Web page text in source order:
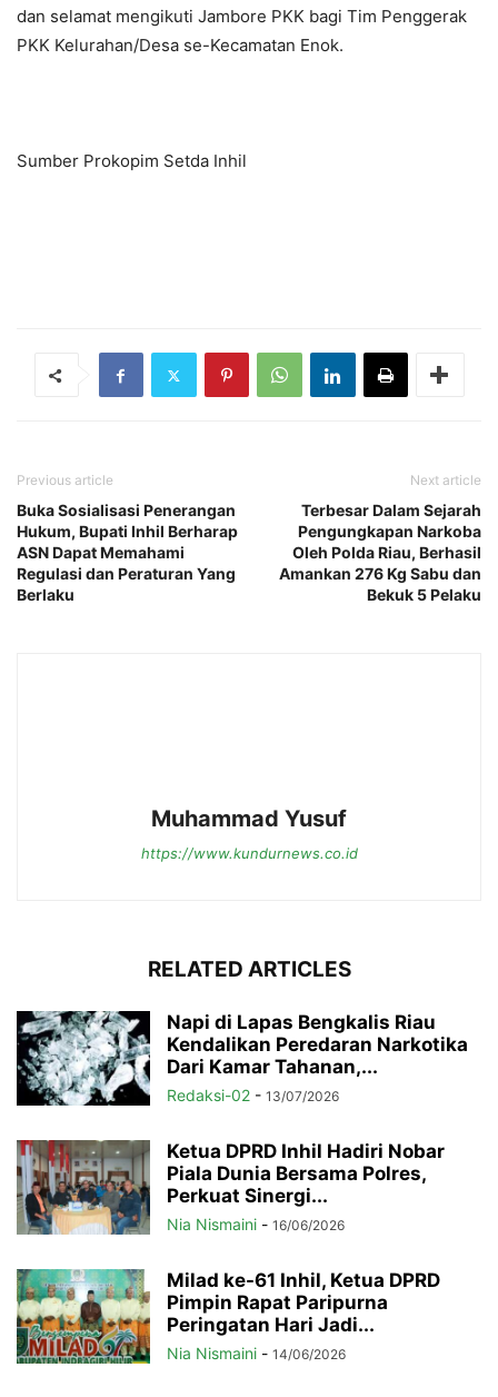
dan selamat mengikuti Jambore PKK bagi Tim Penggerak
PKK Kelurahan/Desa se-Kecamatan Enok.
Sumber Prokopim Setda Inhil
Previous article
Buka Sosialisasi Penerangan
Hukum, Bupati Inhil Berharap
ASN Dapat Memahami
Regulasi dan Peraturan Yang
Berlaku
Next article
Terbesar Dalam Sejarah
Pengungkapan Narkoba
Oleh Polda Riau, Berhasil
Amankan 276 Kg Sabu dan
Bekuk 5 Pelaku
Muhammad Yusuf
https://www.kundurnews.co.id
RELATED ARTICLES
Napi di Lapas Bengkalis Riau
Kendalikan Peredaran Narkotika
Dari Kamar Tahanan,...
Redaksi-02 - 13/07/2026
Ketua DPRD Inhil Hadiri Nobar
Piala Dunia Bersama Polres,
Perkuat Sinergi...
Nia Nismaini - 16/06/2026
Milad ke-61 Inhil, Ketua DPRD
Pimpin Rapat Paripurna
Peringatan Hari Jadi...
Nia Nismaini - 14/06/2026